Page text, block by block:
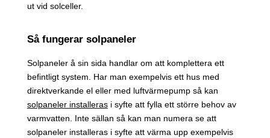
ut vid solceller.
Så fungerar solpaneler
Solpaneler å sin sida handlar om att komplettera ett
befintligt system. Har man exempelvis ett hus med
direktverkande el eller med luftvärmepump så kan
solpaneler installerasi syfte att fylla ett större behov av
varmvatten. Inte sällan så kan man numera se att
solpaneler installeras i syfte att värma upp exempelvis